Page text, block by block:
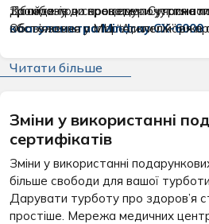
За годину до процедури
Обов’язково попередити лікаря
тромбозів чи кровотеч. Сучасна
коагулометра Mindray CX-6000
показника.
Дбайте про своє самопочуття
обстеження у МЦ “Асклепій” вже
Читати більше
Зміни у використанні
сертифікатів
Зміни у використанні
більше свободи для вашої турботи.
Дарувати турботу про здоров’я
простіше. Мережа медичних